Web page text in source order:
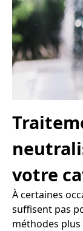
votre
À certaines
suffisent pas
méthodes plus